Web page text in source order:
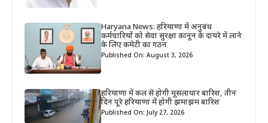
Haryana News: हरियाणा में अनुबंध
कर्मचारियों को सेवा सुरक्षा कानून के दायरे में लाने
के लिए कमेटी का गठन
Published On: August 3, 2026
हरियाणा में कल से होगी मूसलाधार बारिश, तीन
दिन पूरे हरियाणा में होगी झमाझम बारिश
Published On: July 27, 2026